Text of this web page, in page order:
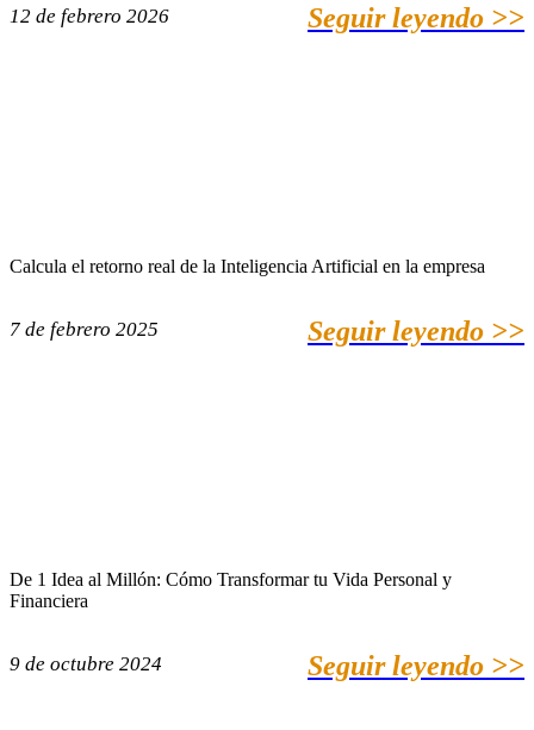
12 de febrero 2026 Seguir leyendo >>
Calcula el retorno real de la Inteligencia Artificial en la empresa
7 de febrero 2025 Seguir leyendo >>
De 1 Idea al Millón: Cómo Transformar tu Vida Personal y
Financiera
9 de octubre 2024 Seguir leyendo >>